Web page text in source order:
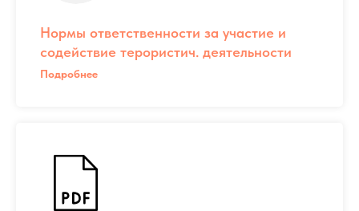
Нормы ответственности за участие и
содействие терористич. деятельности
Подробнее